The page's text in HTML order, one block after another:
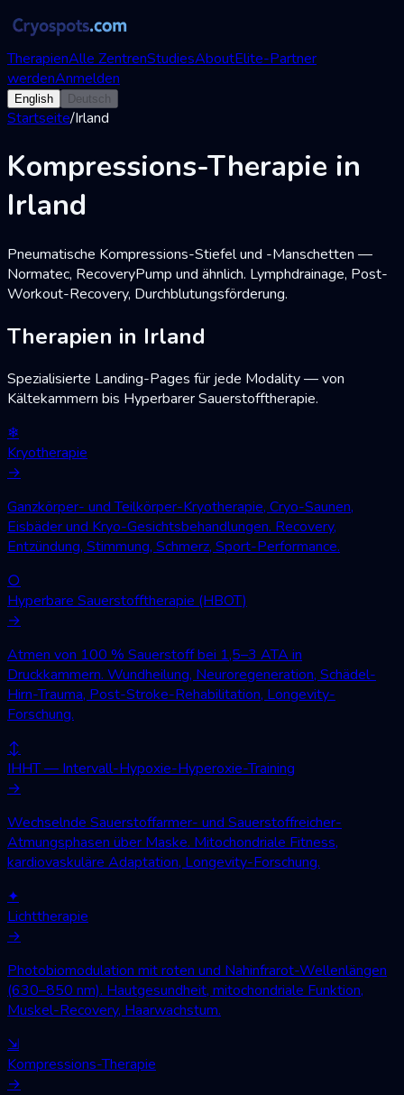
TherapienAlle ZentrenStudiesAboutElite-Partner
werdenAnmelden
English Deutsch
Startseite/Irland
Kompressions-Therapie in
Irland
Pneumatische Kompressions-Stiefel und -Manschetten —
Normatec, RecoveryPump und ähnlich. Lymphdrainage, Post-
Workout-Recovery, Durchblutungsförderung.
Therapien in Irland
Spezialisierte Landing-Pages für jede Modality — von
Kältekammern bis Hyperbarer Sauerstofftherapie.
❄
Kryotherapie
→
Ganzkörper- und Teilkörper-Kryotherapie, Cryo-Saunen,
Eisbäder und Kryo-Gesichtsbehandlungen. Recovery,
Entzündung, Stimmung, Schmerz, Sport-Performance.
○
Hyperbare Sauerstofftherapie (HBOT)
→
Atmen von 100 % Sauerstoff bei 1,5–3 ATA in
Druckkammern. Wundheilung, Neuroregeneration, Schädel-
Hirn-Trauma, Post-Stroke-Rehabilitation, Longevity-
Forschung.
↕
IHHT — Intervall-Hypoxie-Hyperoxie-Training
→
Wechselnde Sauerstoffarmer- und Sauerstoffreicher-
Atmungsphasen über Maske. Mitochondriale Fitness,
kardiovaskuläre Adaptation, Longevity-Forschung.
✦
Lichttherapie
→
Photobiomodulation mit roten und Nahinfrarot-Wellenlängen
(630–850 nm). Hautgesundheit, mitochondriale Funktion,
Muskel-Recovery, Haarwachstum.
⇲
Kompressions-Therapie
→